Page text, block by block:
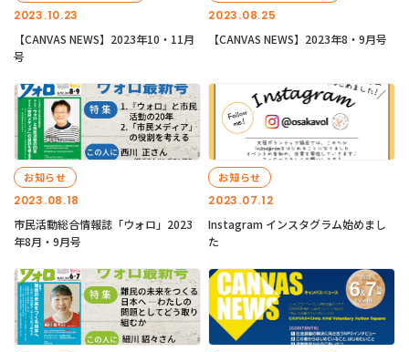
2023.10.23
【CANVAS NEWS】2023年10・11月
号
2023.08.25
【CANVAS NEWS】2023年8・9月号
2023.08.18
お知らせ
市民活動総合情報誌「ウォロ」2023
年8月・9月号
2023.07.12
お知らせ
Instagram インスタグラム始めまし
た